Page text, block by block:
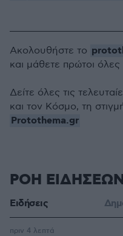
Ακολουθήστε το
και μάθετε πρώτοι όλες
Δείτε όλες τις
και τον Κόσμο, τη
Protothema.gr
ΡΟΗ
Ειδήσεις
πριν 4 λεπτά